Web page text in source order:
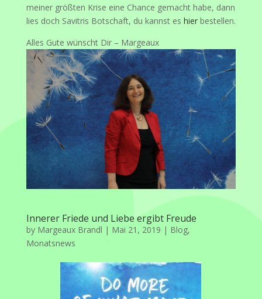
meiner größten Krise eine Chance gemacht habe, dann
lies doch Savitris Botschaft, du kannst es hierbestellen.
Alles Gute wünscht Dir – Margeaux
Innerer Friede und Liebe ergibt Freude
by Margeaux Brandl | Mai 21, 2019 | Blog,
Monatsnews